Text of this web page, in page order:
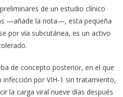
de un estudio clínico
—añade la nota—, esta pequeña
por vía subcutánea, es un activo
de concepto posterior, en el que
por VIH-1 sin tratamiento,
la carga viral nueve días después